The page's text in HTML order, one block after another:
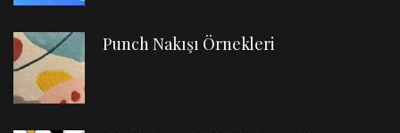
Punch Nakışı Örnekleri